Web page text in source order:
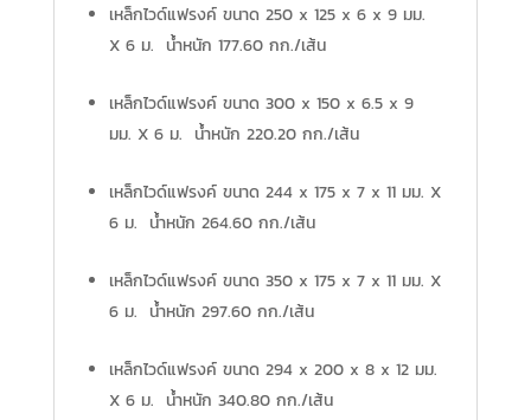
เหล็กไวด์แฟรงค์ ขนาด 250 x 125 x 6 x 9 มม.
X 6 ม. น้ำหนัก 177.60 กก./เส้น
เหล็กไวด์แฟรงค์ ขนาด 300 x 150 x 6.5 x 9
มม. X 6 ม. น้ำหนัก 220.20 กก./เส้น
เหล็กไวด์แฟรงค์ ขนาด 244 x 175 x 7 x 11 มม. X
6 ม. น้ำหนัก 264.60 กก./เส้น
เหล็กไวด์แฟรงค์ ขนาด 350 x 175 x 7 x 11 มม. X
6 ม. น้ำหนัก 297.60 กก./เส้น
เหล็กไวด์แฟรงค์ ขนาด 294 x 200 x 8 x 12 มม.
X 6 ม. น้ำหนัก 340.80 กก./เส้น